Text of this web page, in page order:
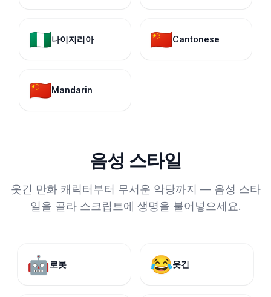
🇳🇬나이지리아 🇨🇳Cantonese
🇨🇳Mandarin
음성 스타일
웃긴 만화 캐릭터부터 무서운 악당까지 — 음성 스타
일을 골라 스크립트에 생명을 불어넣으세요.
🤖 로봇 😂웃긴